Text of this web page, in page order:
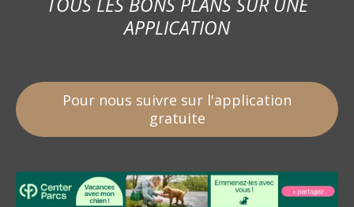
APPLICATION
Pour nous suivre sur l'application
gratuite